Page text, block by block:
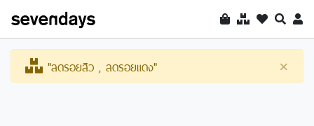
"ลดรอยสิว , ลดรอยแดง" ×